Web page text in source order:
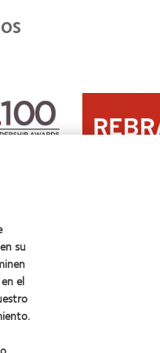
Learn
more
about
2012
su
el